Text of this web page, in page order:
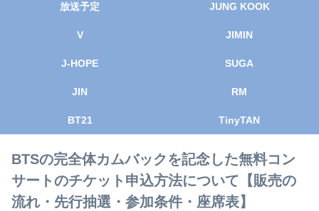
放送予定 JUNG KOOK
V JIMIN
J-HOPE SUGA
JIN RM
BT21 TinyTAN
BTSの完全体カムバックを記念した無料コン
サートのチケット申込方法について【販売の
流れ・先行抽選・参加条件・座席表】